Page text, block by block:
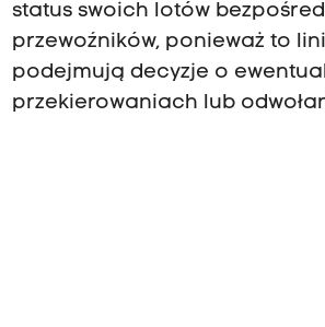
status swoich lotów
przewoźników, ponieważ to
podejmują decyzje o
przekierowaniach lub